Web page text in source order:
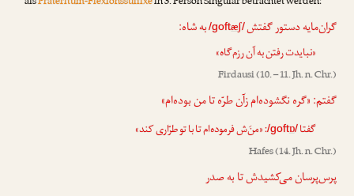
گران‌مایه دستور گفتش /goftæʃ/ به شاه:
«نبایدت رفتن به آن رزم‌گاه»
Firdausi(10. – 11. Jh. n. Chr.)
گفتم: «گره نگشوده‌ام زآن طرّه تا من بوده‌ام»
گفتا /goftɒ/
: «منَ‌ش فرموده‌ام تا با تو طرّاری کند»
Hafes(14. Jh. n. Chr.)
پرس‌پرسان می‌کشیدش تا به صدر